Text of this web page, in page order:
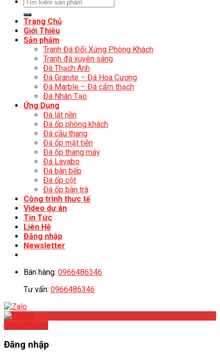
Trang Chủ
Giới Thiệu
Sản phẩm
Tranh Đá Đối Xứng Phòng Khách
Tranh đá xuyên sáng
Đá Thạch Anh
Đá Granite – Đá Hoa Cương
Đá Marble – Đá cẩm thạch
Đá Nhân Tạo
Ứng Dụng
Đá lát nền
Đá ốp phòng khách
Đá cầu thang
Đá ốp mặt tiền
Đá ốp thang máy
Đá Lavabo
Đá bàn bếp
Đá ốp cột
Đá ốp bàn trà
Công trình thực tế
Video dự án
Tin Tức
Liên Hệ
Đăng nhập
Newsletter
Bán hàng: 0966486346
Tư vấn: 0966486346
0966486346
Đăng nhập